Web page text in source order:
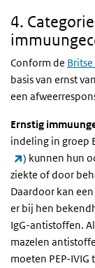
4.
Conform de
basis van ernst
een
Ernstig
indeling in groep
(externe link)
) kunnen hun
ziekte of door
Daardoor kan
er bij hen
IgG-antistoffen.
mazelen
moeten PEP-